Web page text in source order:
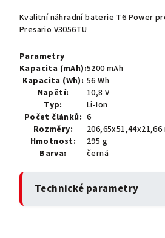
Kvalitní náhradní baterie T6 Power
Presario V3056TU
Parametry
Kapacita (mAh):5200 mAh
Kapacita (Wh): 56 Wh
Napětí:
10,8 V
Typ:
Li-Ion
Počet článků: 6
Rozměry:
206,65x51,44x21,66
Hmotnost:
295 g
Barva:
černá
Technické parametry